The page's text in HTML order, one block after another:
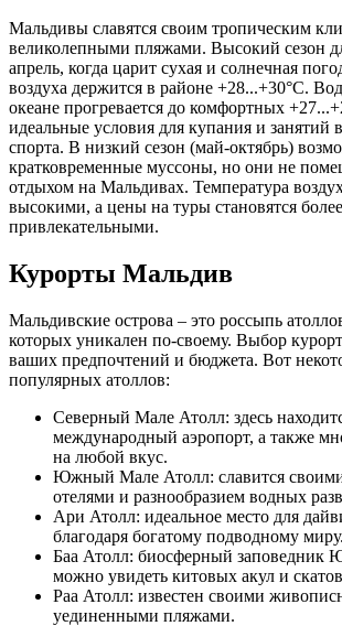
Мальдивы славятся своим тропическим
великолепными пляжами. Высокий сезон
апрель, когда царит сухая и солнечная
воздуха держится в районе +28...+30°C.
океане прогревается до комфортных
идеальные условия для купания и
спорта. В низкий сезон (май-октябрь)
кратковременные муссоны, но они не
отдыхом на Мальдивах. Температура
высокими, а цены на туры становятся более
привлекательными.
Курорты Мальдив
Мальдивские острова – это россыпь
которых уникален по-своему. Выбор
ваших предпочтений и бюджета. Вот
популярных атоллов:
Северный Мале Атолл: здесь
международный аэропорт, а также
на любой вкус.
Южный Мале Атолл: славится
отелями и разнообразием водных
Ари Атолл: идеальное место для
благодаря богатому подводному миру.
Баа Атолл: биосферный
можно увидеть китовых акул и
Раа Атолл: известен своими
уединенными пляжами.